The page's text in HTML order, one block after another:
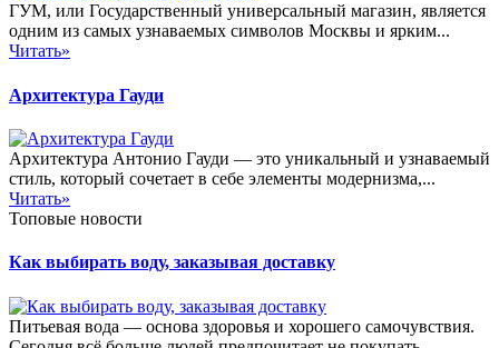
ГУМ, или Государственный универсальный магазин, является
одним из самых узнаваемых символов Москвы и ярким...
Читать»
Архитектура Гауди
Архитектура Антонио Гауди — это уникальный и узнаваемый
стиль, который сочетает в себе элементы модернизма,...
Читать»
Топовые новости
Как выбирать воду, заказывая доставку
Питьевая вода — основа здоровья и хорошего самочувствия.